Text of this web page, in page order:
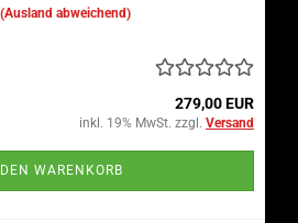
(Ausland abweichend)
279,00 EUR
inkl. 19% MwSt. zzgl. Versand
DEN WARENKORB